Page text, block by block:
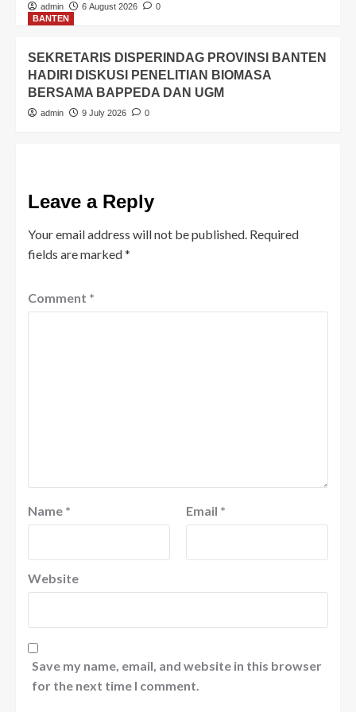
admin 6 August 2026
0
BANTEN
SEKRETARIS DISPERINDAG PROVINSI BANTEN
HADIRI DISKUSI PENELITIAN BIOMASA
BERSAMA BAPPEDA DAN UGM
admin 9 July 2026 0
Leave a Reply
Your email address will not be published. Required
fields are marked*
Comment *
Name * Email *
Website
Save my name, email, and website in this browser
for the next time I comment.